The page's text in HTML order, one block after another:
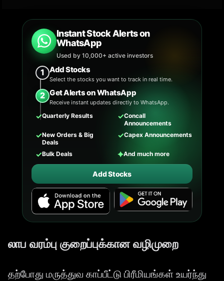
Instant Stock Alerts on
WhatsApp
Used by 10,000+ active investors
1 Add Stocks
Select the stocks you want to track in real time.
2 Get Alerts on WhatsApp
Receive instant updates directly to WhatsApp.
✓Quarterly Results ✓Concall
Announcements
✓New Orders & Big
Deals
✓Capex Announcements
✓Bulk Deals ✦And much more
Add Stocks
லாப வரம்பு குறைப்புக்கான வழிமுறை
தற்போது மருத்துவ காப்பீட்டு பிரீமியங்கள் உயர்ந்து